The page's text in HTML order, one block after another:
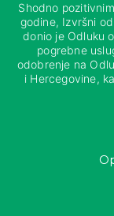
Shodno
godine, Izvršni
donio je Odluku
pogrebne
odobrenje na
i Hercegovine,